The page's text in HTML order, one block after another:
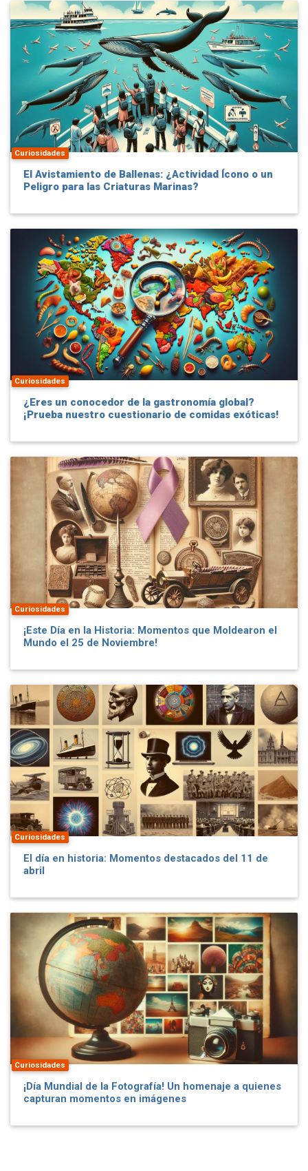
Curiosidades
El Avistamiento de Ballenas: ¿Actividad Ícono o un
Peligro para las Criaturas Marinas?
Curiosidades
¿Eres un conocedor de la gastronomía global?
¡Prueba nuestro cuestionario de comidas exóticas!
Curiosidades
¡Este Día en la Historia: Momentos que Moldearon el
Mundo el 25 de Noviembre!
Curiosidades
El día en historia: Momentos destacados del 11 de
abril
Curiosidades
¡Día Mundial de la Fotografía! Un homenaje a quienes
capturan momentos en imágenes